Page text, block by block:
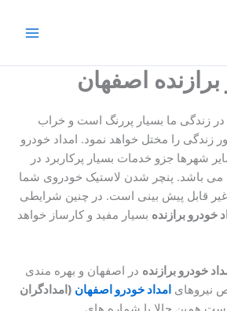
برازنده اصفهان
زندگی ما بسیار پررنگ است و خراب
زندگی را مختل خواهد نمود. امداد خودرو
شهرها جزو خدمات بسیار پرکاربرد در
می باشد. پنچر شدن لاستیک خودروی شما
قابل پیش بینی است. در چنین شرایطی
خودرو برازنده بسیار مفید و کارساز خواهد
خودرو برازنده در اصفهان و بهره مندی
نیروهای امداد خودرو اصفهان (امدادگران